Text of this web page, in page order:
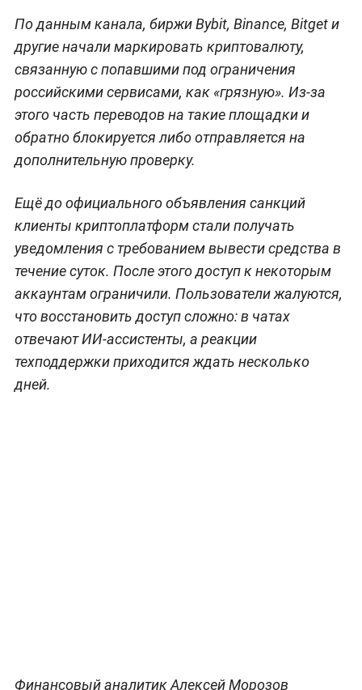
По данным канала, биржи Bybit, Binance, Bitget и
другие начали маркировать криптовалюту,
связанную с попавшими под ограничения
российскими сервисами, как «грязную». Из-за
этого часть переводов на такие площадки и
обратно блокируется либо отправляется на
дополнительную проверку.
Ещё до официального объявления санкций
клиенты криптоплатформ стали получать
уведомления с требованием вывести средства в
течение суток. После этого доступ к некоторым
аккаунтам ограничили. Пользователи жалуются,
что восстановить доступ сложно: в чатах
отвечают ИИ-ассистенты, а реакции
техподдержки приходится ждать несколько
дней.
Финансовый аналитик Алексей Морозов